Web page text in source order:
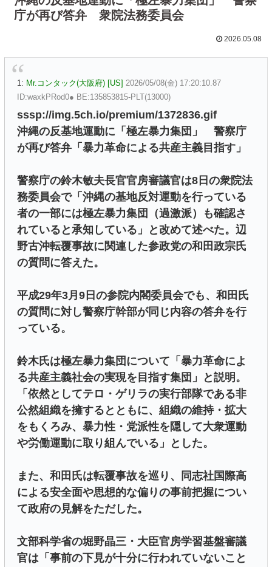
庁が再び答弁 衆院法務委員会
2026.05.08
1: Mr.コンタック(大阪府) [US] 2026/05/08(金) 17:20:10.87
ID:waxkPRod0● BE:135853815-PLT(13000)
sssp://img.5ch.io/premium/1372836.gif
沖縄の反基地運動に「極左暴力集団」 警察庁
が再び答弁「暴力革命による共産主義目指す」
警察庁の鈴木敏夫長官官房審議官は8日の衆院法
務委員会で「沖縄の基地反対運動を行っている
者の一部には極左暴力集団（過激派）も確認さ
れていると承知している」と改めて述べた。辺
野古沖転覆事故に関連した参政党の和田政宗氏
の質問に答えた。
平成29年3月9日の参院内閣委員会でも、和田氏
の質問に対し警察庁幹部が同じ内容の答弁を行
っている。
鈴木氏は極左暴力集団について「暴力革命によ
る共産主義社会の実現を目指す集団」と説明。
「依然としてテロ・ゲリラの実行部隊である非
公然組織を擁するとともに、組織の維持・拡大
をもくろみ、暴力性・党派性を隠して大衆運動
や労働運動に取り組んでいる」とした。
また、和田氏は転覆事故を巡り、同志社国際高
による安全面や思想的な偏りの事前把握につい
て政府の見解をただした。
文部科学省の堀野晶三・大臣官房学習基盤審議
官は「事前の下見が十分に行われていないこと